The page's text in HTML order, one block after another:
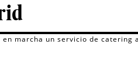
en marcha un servicio de